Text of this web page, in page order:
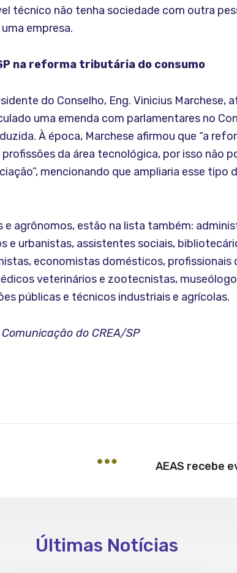
técnico não tenha sociedade com outra
empresa.
na reforma tributária do consumo
do Conselho, Eng. Vinicius Marchese,
uma emenda com parlamentares no
À época, Marchese afirmou que “a
da área tecnológica, por isso não
mencionando que ampliaria esse tipo
e agrônomos, estão na lista também:
e urbanistas, assistentes sociais,
economistas domésticos, profissionais
veterinários e zootecnistas,
públicas e técnicos industriais e agrícolas.
do CREA/SP
Últimas Notícias